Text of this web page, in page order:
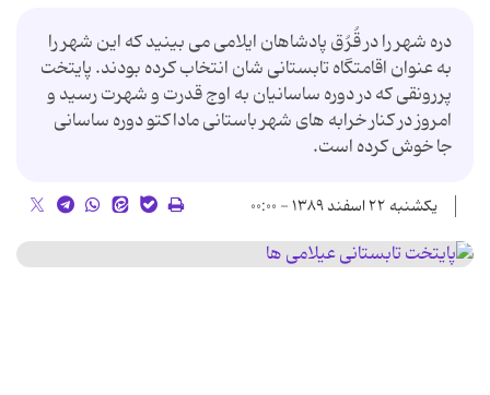
دره شهر را در قُرُق پادشاهان ایلامی می بینید که این شهر را
به عنوان اقامتگاه تابستانی شان انتخاب کرده بودند. پایتخت
پررونقی که در دوره ساسانیان به اوج قدرت و شهرت رسید و
امروز در کنار خرابه های شهر باستانی ماداکتو دوره ساسانی
جا خوش کرده است.
یکشنبه ۲۲ اسفند ۱۳۸۹ - ۰۰:۰۰